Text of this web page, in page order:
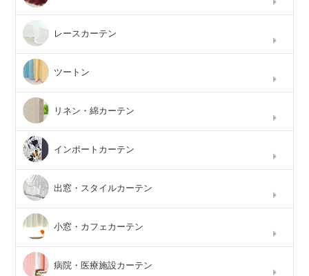
レースカーテン
ツートン
リネン・綿カーテン
インポートカーテン
出窓・スタイルカーテン
小窓・カフェカーテン
病院・医療施設カーテン